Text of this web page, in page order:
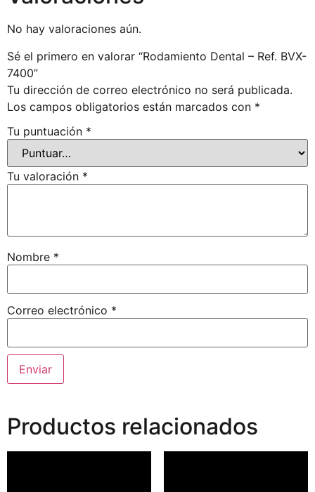
No hay valoraciones aún.
Sé el primero en valorar “Rodamiento Dental – Ref. BVX-
7400”
Tu dirección de correo electrónico no será publicada.
Los campos obligatorios están marcados con *
Tu puntuación *
Tu valoración *
Nombre *
Correo electrónico *
Productos relacionados